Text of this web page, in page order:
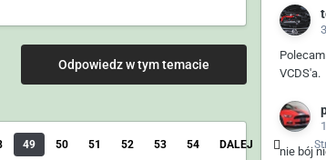
Odpowiedz w tym temacie
49 50 51 52 53 54 DALEJ
VCDS'a.
nie bój